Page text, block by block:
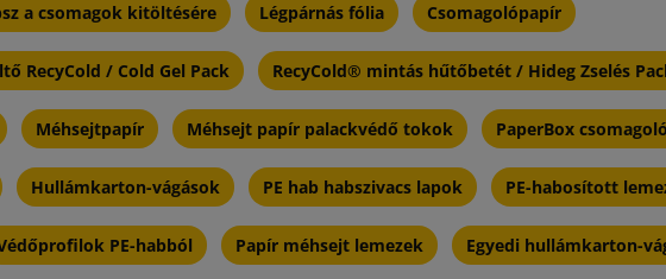
a csomagok kitöltésére Légpárnás fólia Csomagolópapír
RecyCold / Cold Gel Pack RecyCold® mintás hűtőbetét / Hideg Zselés
Méhsejtpapír Méhsejt papír palackvédő tokok PaperBox
Hullámkarton-vágások PE hab habszivacs lapok PE-habosított
PE-habból Papír méhsejt lemezek Egyedi hullámkarton-